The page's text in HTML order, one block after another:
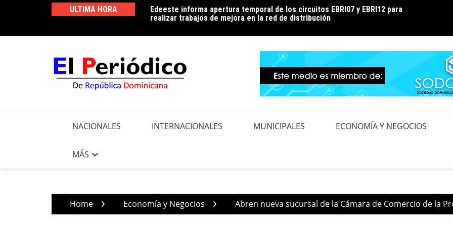
ULTIMA HORA
Edeeste informa apertura temporal de los circuitos EBRI07 y EBRI12 para
realizar trabajos de mejora en la red de distribución
Edeeste exhorta a sus clientes a hacer un uso eficiente de la energía para
controlar el consumo durante la temporada de calor
Noé
NACIONALES INTERNACIONALES MUNICIPALES ECONOMÍA Y NEGOCIOS
MÁS
Home Economía y Negocios Abren nueva sucursal de la Cámara de Comercio de la